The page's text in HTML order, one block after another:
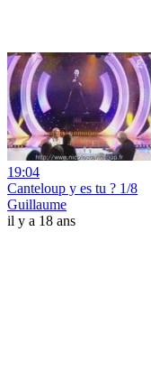
19:04
Canteloup y es tu ? 1/8
Guillaume
il y a 18 ans